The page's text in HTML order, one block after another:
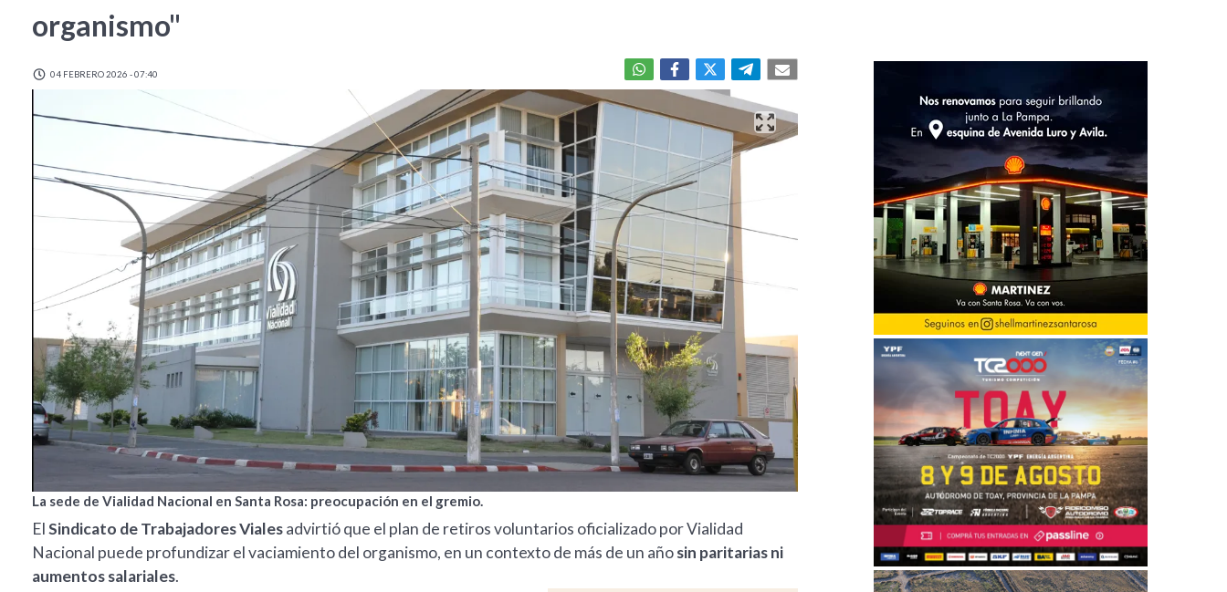
organismo"
04 FEBRERO 2026 - 07:40
La sede de Vialidad Nacional en Santa Rosa: preocupación en el gremio.
ElSindicato de Trabajadores Vialesadvirtió que el plan de retiros voluntarios oficializado por Vialidad
Nacional puede profundizar el vaciamiento del organismo, en un contexto de más de un añosin paritarias ni
aumentos salariales.